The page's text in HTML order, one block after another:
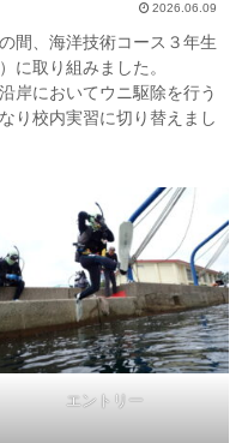
2026.06.09
間、海洋技術コース３年生
に取り組みました。
岸においてウニ駆除を行う
り校内実習に切り替えまし
エントリー